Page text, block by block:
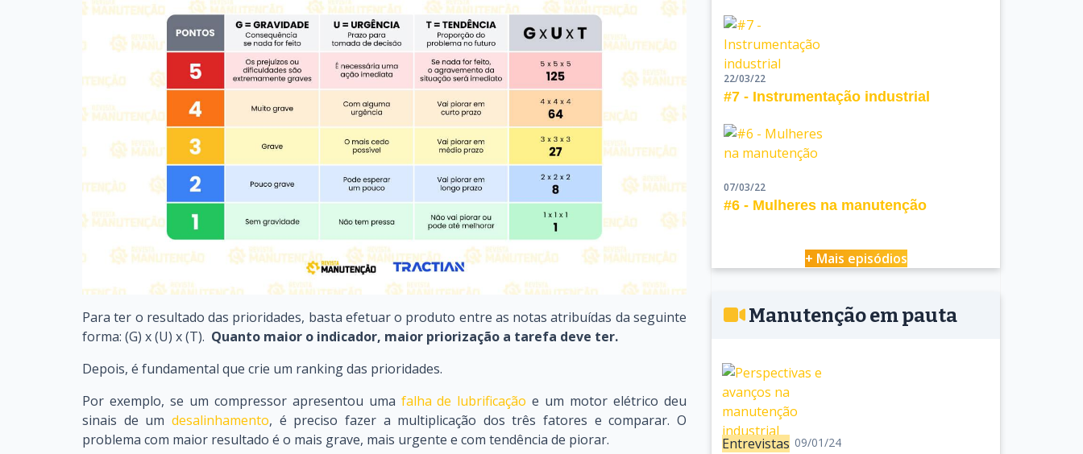
Para ter o resultado das prioridades, basta efetuar o produto entre as notas atribuídas da seguinte
forma: (G) x (U) x (T). Quanto maior o indicador, maior priorização a tarefa deve ter.
Depois, é fundamental que crie um ranking das prioridades.
Por exemplo, se um compressor apresentou uma falha de lubrificação e um motor elétrico deu
sinais de um desalinhamento, é preciso fazer a multiplicação dos três fatores e comparar. O
problema com maior resultado é o mais grave, mais urgente e com tendência de piorar.
22/03/22
#7 - Instrumentação industrial
07/03/22
#6 - Mulheres na manutenção
+ Mais episódios
Manutenção em pauta
Entrevistas 09/01/24